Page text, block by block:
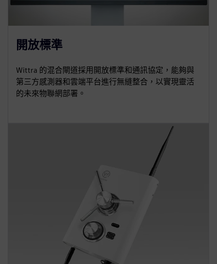
開放標準
Wittra 的混合閘道採用開放標準和通訊協定，能夠與
第三方感測器和雲端平台進行無縫整合，以實現靈活
的未來物聯網部署。